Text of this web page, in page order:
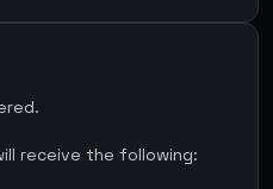
receive the following: